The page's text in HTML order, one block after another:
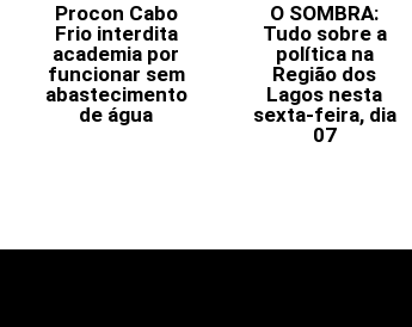
Procon Cabo
Frio interdita
academia por
funcionar sem
abastecimento
de água
O SOMBRA:
Tudo sobre a
política na
Região dos
Lagos nesta
sexta-feira, dia
07